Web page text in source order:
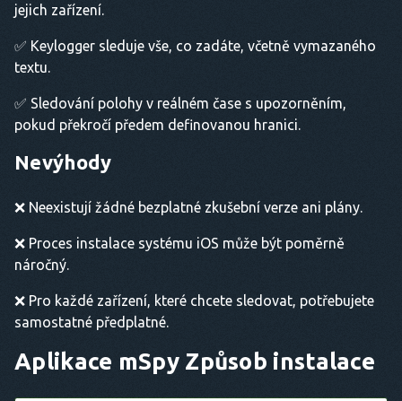
jejich zařízení.
✅ Keylogger sleduje vše, co zadáte, včetně vymazaného
textu.
✅ Sledování polohy v reálném čase s upozorněním,
pokud překročí předem definovanou hranici.
Nevýhody
❌ Neexistují žádné bezplatné zkušební verze ani plány.
❌ Proces instalace systému iOS může být poměrně
náročný.
❌ Pro každé zařízení, které chcete sledovat, potřebujete
samostatné předplatné.
Aplikace mSpyZpůsob instalace